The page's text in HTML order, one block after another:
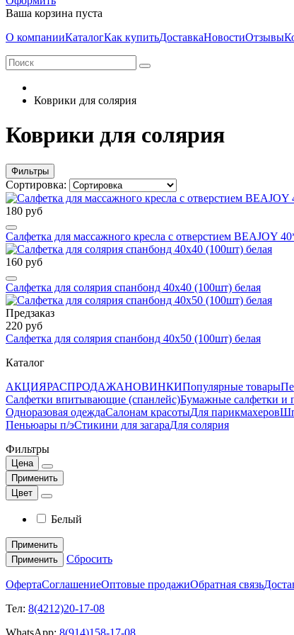
Ваша корзина пуста
О компанииКаталогКак купитьДоставкаНовостиОтзывы
Коврики для солярия
Коврики для солярия
Фильтры
Сортировка:
180 руб
Салфетка для массажного кресла с отверстием BEAJOY
160 руб
Салфетка для солярия спанбонд 40х40 (100шт) белая
Предзаказ
220 руб
Салфетка для солярия спанбонд 40х50 (100шт) белая
Каталог
АКЦИЯРАСПРОДАЖАНОВИНКИПопулярные товары
Салфетки впитывающие (спанлейс)Бумажные салфетки и
Одноразовая одеждаСалонам красотыДля парикмахеров
Пеньюары п/эСтикини для загараДля солярия
Фильтры
Цена
Применить
Цвет
Белый
Применить
Применить
Сбросить
ОфертаСоглашениеОптовые продажиОбратная связь
Тел: 8(4212)20-17-08
WhatsApp: 8(914)158-17-08